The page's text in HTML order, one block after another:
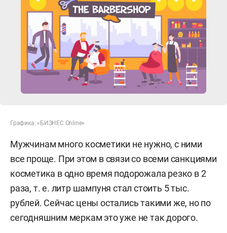
Графика: «БИЗНЕС Online»
Мужчинам много косметики не нужно, с ними
все проще. При этом в связи со всеми санкциями
косметика в одно время подорожала резко в 2
раза, т. е. литр шампуня стал стоить 5 тыс.
рублей. Сейчас цены остались такими же, но по
сегодняшним меркам это уже не так дорого.